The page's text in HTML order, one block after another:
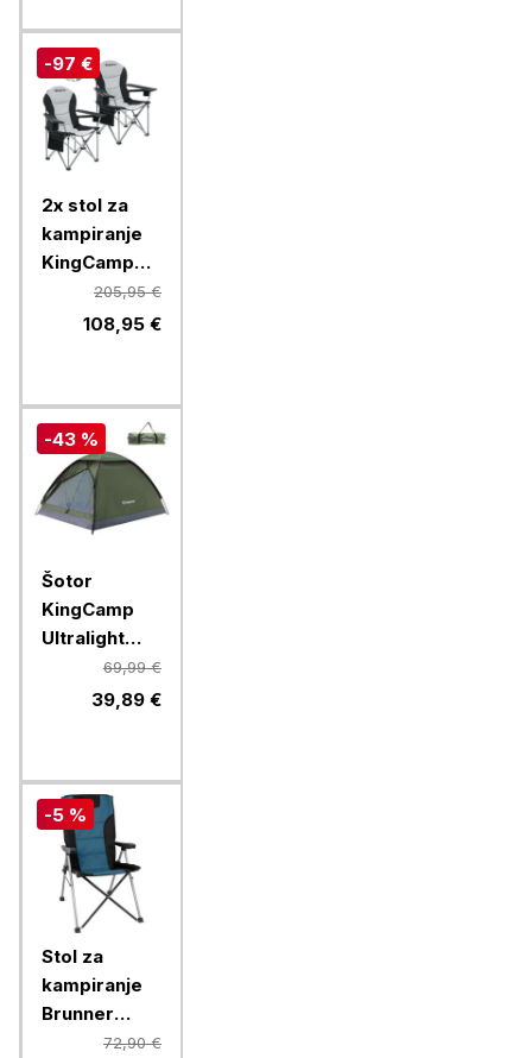
-97 €
2x stol za
kampiranje
KingCamp
Simpsons
KC2008,
205,95 €
108,95 €
-43 %
Šotor
KingCamp
Ultralight
Mondome II,
KT2427,
69,99 €
39,89 €
-5 %
Stol za
kampiranje
Brunner
RAPTOR72,90 €